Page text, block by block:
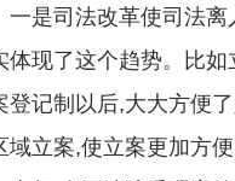
司法改革使司法离人
体现了这个趋势。比
登记制以后,大大方便
域立案,使立案更加方便